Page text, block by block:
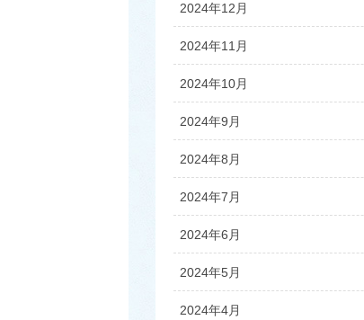
2024年12月
2024年11月
2024年10月
2024年9月
2024年8月
2024年7月
2024年6月
2024年5月
2024年4月